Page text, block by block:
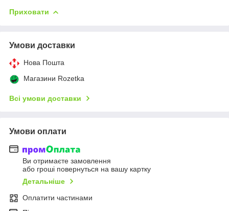
Приховати
Умови доставки
Нова Пошта
Магазини Rozetka
Всі умови доставки
Умови оплати
Ви отримаєте замовлення
або гроші повернуться на вашу картку
Детальніше
Оплатити частинами